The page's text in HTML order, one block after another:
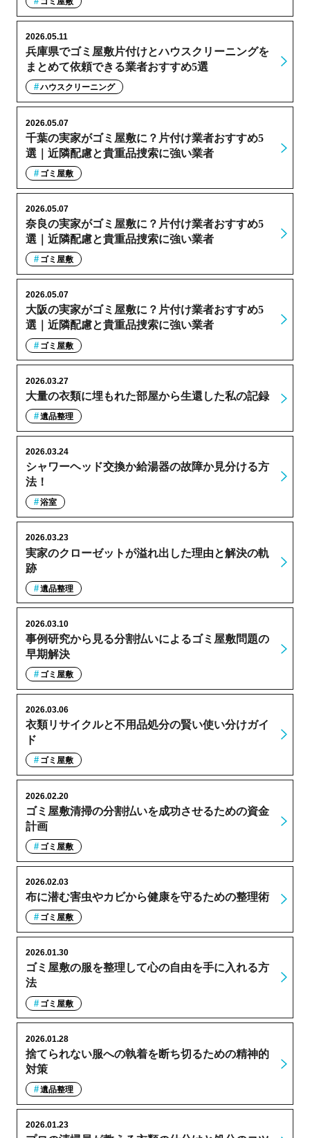
兵庫県でゴミ屋敷片付けとハウスクリーニングを
まとめて依頼できる業者おすすめ5選
2026.05.11
ハウスクリーニング
千葉の実家がゴミ屋敷に？片付け業者おすすめ5
選｜近隣配慮と貴重品捜索に強い業者
2026.05.07
ゴミ屋敷
奈良の実家がゴミ屋敷に？片付け業者おすすめ5
選｜近隣配慮と貴重品捜索に強い業者
2026.05.07
ゴミ屋敷
大阪の実家がゴミ屋敷に？片付け業者おすすめ5
選｜近隣配慮と貴重品捜索に強い業者
2026.05.07
ゴミ屋敷
大量の衣類に埋もれた部屋から生還した私の記録
2026.03.27
遺品整理
シャワーヘッド交換か給湯器の故障か見分ける方
法！
2026.03.24
浴室
実家のクローゼットが溢れ出した理由と解決の軌
跡
2026.03.23
遺品整理
事例研究から見る分割払いによるゴミ屋敷問題の
早期解決
2026.03.10
ゴミ屋敷
衣類リサイクルと不用品処分の賢い使い分けガイ
ド
2026.03.06
ゴミ屋敷
ゴミ屋敷清掃の分割払いを成功させるための資金
計画
2026.02.20
ゴミ屋敷
布に潜む害虫やカビから健康を守るための整理術
2026.02.03
ゴミ屋敷
ゴミ屋敷の服を整理して心の自由を手に入れる方
法
2026.01.30
ゴミ屋敷
捨てられない服への執着を断ち切るための精神的
対策
2026.01.28
遺品整理
2026.01.23